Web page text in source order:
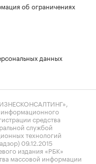
об ограничениях
данных
средства
службой
технологий
09.12.2015
издания «РБК»
массовой информации